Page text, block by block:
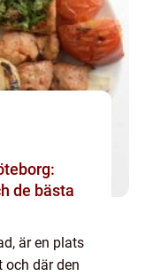
de bästa
är en plats
och där den